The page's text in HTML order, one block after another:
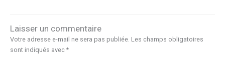
o
k
o
n
er
Laisser un commentaire
Votre adresse e-mail ne sera pas publiée. Les champs obligatoires
sont indiqués avec *